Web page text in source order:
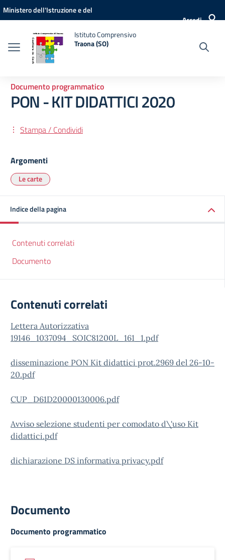
Vai ai contenuti
Vai al menu di navigazione
Vai al footer
Ministero dell'Istruzione e del
Accedi
Istituto Comprensivo
Traona (SO)
Documento programmatico
PON - KIT DIDATTICI 2020
Stampa / Condividi
Argomenti
Le carte
Indice della pagina
Contenuti correlati
Documento
Contenuti correlati
Lettera Autorizzativa
19146_1037094_SOIC81200L_161_1.pdf
disseminazione PON Kit didattici prot.2969 del 26-10-
20.pdf
CUP_D61D20000130006.pdf
Avviso selezione studenti per comodato d\'uso Kit
didattici.pdf
dichiarazione DS informativa privacy.pdf
Documento
Documento programmatico